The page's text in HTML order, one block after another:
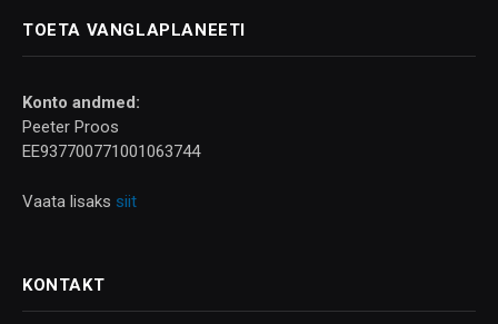
TOETA VANGLAPLANEETI
Konto andmed:
Peeter Proos
EE937700771001063744
Vaata lisaks siit
KONTAKT